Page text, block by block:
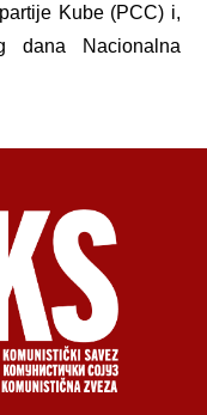
Kube (PCC) i,
dana Nacionalna